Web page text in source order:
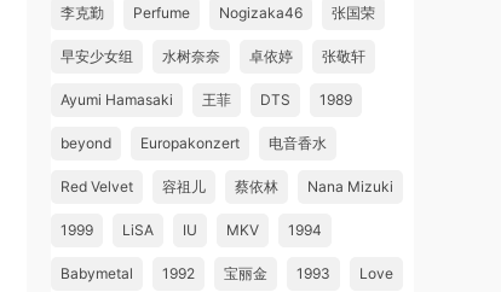
李克勤 Perfume Nogizaka46 张国荣
早安少女组 水树奈奈 卓依婷 张敬轩
Ayumi Hamasaki 王菲 DTS 1989
beyond Europakonzert 电音香水
Red Velvet 容祖儿 蔡依林 Nana Mizuki
1999 LiSA IU MKV 1994
Babymetal 1992 宝丽金 1993 Love